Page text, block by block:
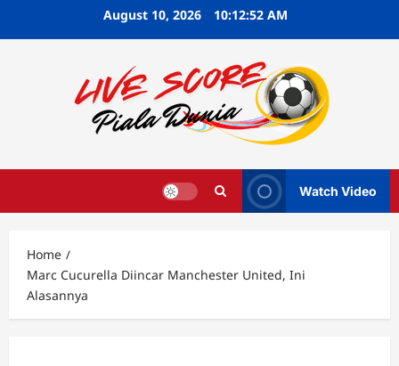
August 10, 2026 10:12:53 AM
Watch Video
Home
Marc Cucurella Diincar Manchester United, Ini
Alasannya